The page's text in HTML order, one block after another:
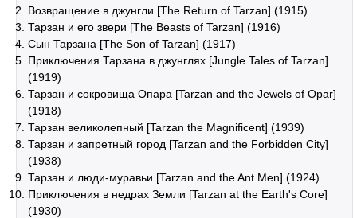
Возвращение в джунгли [The Return of Tarzan] (1915)
Тарзан и его звери [The Beasts of Tarzan] (1916)
Сын Тарзана [The Son of Tarzan] (1917)
Приключения Тарзана в джунглях [Jungle Tales of Tarzan]
(1919)
Тарзан и сокровища Опара [Tarzan and the Jewels of Opar]
(1918)
Тарзан великолепный [Tarzan the Magnificent] (1939)
Тарзан и запретный город [Tarzan and the Forbidden City]
(1938)
Тарзан и люди-муравьи [Tarzan and the Ant Men] (1924)
Приключения в недрах Земли [Tarzan at the Earth's Core]
(1930)